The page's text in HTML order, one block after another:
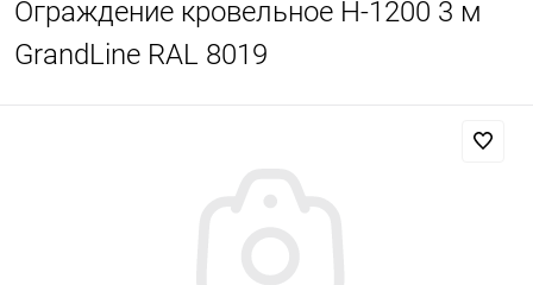
Ограждение кровельное Н-1200 3 м
GrandLine RAL 8019